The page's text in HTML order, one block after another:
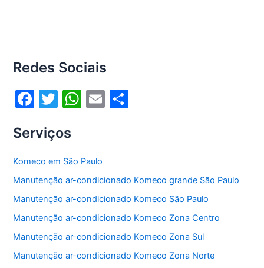
Redes Sociais
F
c
e
b
o
o
k
T
itt
er
W
s
A
p
p
E
Serviços
Komeco em São Paulo
Manutenção ar-condicionado Komeco grande São Paulo
Manutenção ar-condicionado Komeco São Paulo
Manutenção ar-condicionado Komeco Zona Centro
Manutenção ar-condicionado Komeco Zona Sul
Manutenção ar-condicionado Komeco Zona Norte